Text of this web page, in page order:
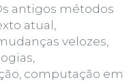
antigos métodos
atual,
velozes,
computação em